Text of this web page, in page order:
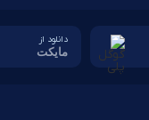
دانلود از
مایکت